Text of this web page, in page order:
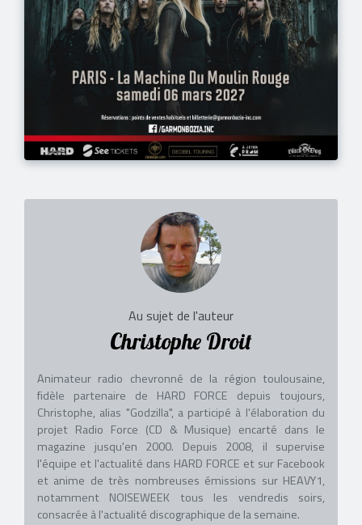
Au sujet de l'auteur
Christophe Droit
Animateur radio chevronné de la région toulousaine,
fidèle partenaire de HARD FORCE depuis toujours,
Christophe, alias "Godzilla", a participé à l'élaboration du
projet Radio Force (CD & Musique) encarté dans le
magazine jusqu'en 2000. Depuis 2008, il supervise
l'équipe et l'actualité dans HARD FORCE et sur Facebook
et anime de très nombreuses émissions sur HEAVY1,
notamment NOISEWEEK tous les vendredis soirs,
consacrée à l'actualité discographique de la semaine.